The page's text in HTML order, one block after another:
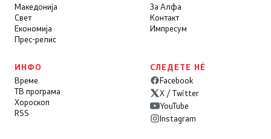
Македонија
Свет
Економија
Прес-релис
За Алфа
Контакт
Импресум
ИНФО
Време
ТВ програма
Хороскоп
RSS
СЛЕДЕТЕ НÉ
Facebook
X / Twitter
YouTube
Instagram